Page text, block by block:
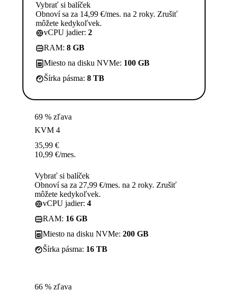
Vybrať si balíček
Obnoví sa za 14,99 €/mes. na 2 roky. Zrušiť
môžete kedykoľvek.
vCPU jadier: 2
RAM: 8 GB
Miesto na disku NVMe: 100 GB
Šírka pásma: 8 TB
69 % zľava
KVM 4
35,99 €
10,99 €/mes.
Vybrať si balíček
Obnoví sa za 27,99 €/mes. na 2 roky. Zrušiť
môžete kedykoľvek.
vCPU jadier: 4
RAM: 16 GB
Miesto na disku NVMe: 200 GB
Šírka pásma: 16 TB
66 % zľava